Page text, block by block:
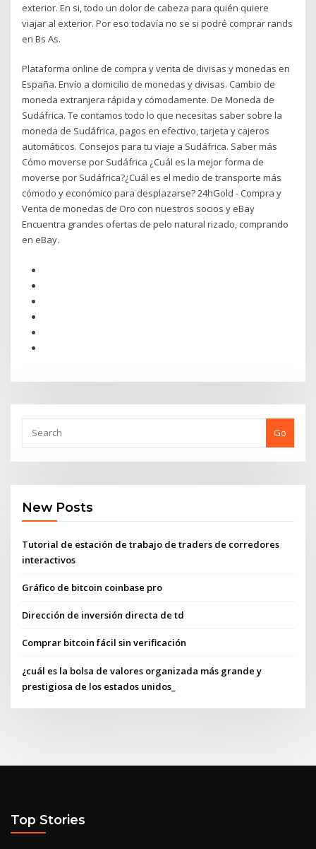
exterior. En si, todo un dolor de cabeza para quién quiere
viajar al exterior. Por eso todavía no se si podré comprar rands
en Bs As.
Plataforma online de compra y venta de divisas y monedas en
España. Envío a domicilio de monedas y divisas. Cambio de
moneda extranjera rápida y cómodamente. De Moneda de
Sudáfrica. Te contamos todo lo que necesitas saber sobre la
moneda de Sudáfrica, pagos en efectivo, tarjeta y cajeros
automáticos. Consejos para tu viaje a Sudáfrica. Saber más
Cómo moverse por Sudáfrica ¿Cuál es la mejor forma de
moverse por Sudáfrica?¿Cuál es el medio de transporte más
cómodo y económico para desplazarse? 24hGold - Compra y
Venta de monedas de Oro con nuestros socios y eBay
Encuentra grandes ofertas de pelo natural rizado, comprando
en eBay.
Go
New Posts
Tutorial de estación de trabajo de traders de corredores
interactivos
Gráfico de bitcoin coinbase pro
Dirección de inversión directa de td
Comprar bitcoin fácil sin verificación
¿cuál es la bolsa de valores organizada más grande y
prestigiosa de los estados unidos_
Top Stories